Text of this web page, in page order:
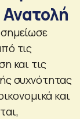
τις
και τις
συχνότητας
και